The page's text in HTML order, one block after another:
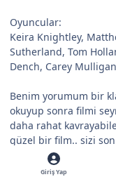
Oyuncular:
Keira Knightley,
Sutherland, Tom
Dench, Carey
Benim yorumum bir
okuyup sonra filmi
daha rahat
güzel bir film.. sizi
yorumuyla başbaşa
Giriş Yap